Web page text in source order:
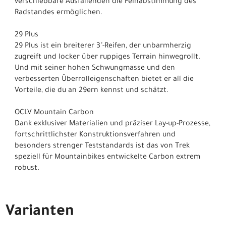
verschiebbare Ausfallenden die Feinabstimmung des
Radstandes ermöglichen.
29 Plus
29 Plus ist ein breiterer 3"-Reifen, der unbarmherzig
zugreift und locker über ruppiges Terrain hinwegrollt.
Und mit seiner hohen Schwungmasse und den
verbesserten Überrolleigenschaften bietet er all die
Vorteile, die du an 29ern kennst und schätzt.
OCLV Mountain Carbon
Dank exklusiver Materialien und präziser Lay-up-Prozesse,
fortschrittlichster Konstruktionsverfahren und
besonders strenger Teststandards ist das von Trek
speziell für Mountainbikes entwickelte Carbon extrem
robust.
Varianten